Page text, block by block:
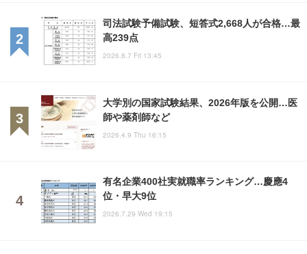
司法試験予備試験、短答式2,668人が合格…最
高239点
2026.8.7 Fri 13:45
大学別の国家試験結果、2026年版を公開…医
師や薬剤師など
2026.4.9 Thu 16:15
有名企業400社実就職率ランキング…慶應4
位・早大9位
2026.7.29 Wed 19:15